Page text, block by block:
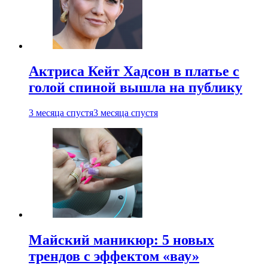
Актриса Кейт Хадсон в платье с
голой спиной вышла на публику
3 месяца спустя3 месяца спустя
Майский маникюр: 5 новых
трендов с эффектом «вау»